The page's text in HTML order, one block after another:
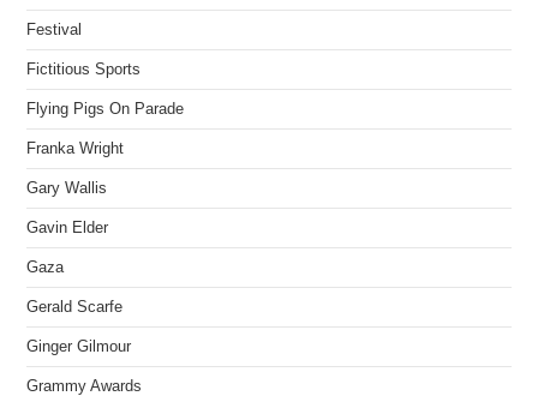
Festival
Fictitious Sports
Flying Pigs On Parade
Franka Wright
Gary Wallis
Gavin Elder
Gaza
Gerald Scarfe
Ginger Gilmour
Grammy Awards